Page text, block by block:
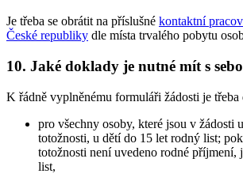
Je třeba se obrátit na příslušné kontaktní
České republiky dle místa trvalého pobytu
10. Jaké doklady je nutné mít s
K řádně vyplněnému formuláři žádosti je třeba
pro všechny osoby, které jsou v žádosti
totožnosti, u dětí do 15 let rodný list;
totožnosti není uvedeno rodné příjmení,
list,